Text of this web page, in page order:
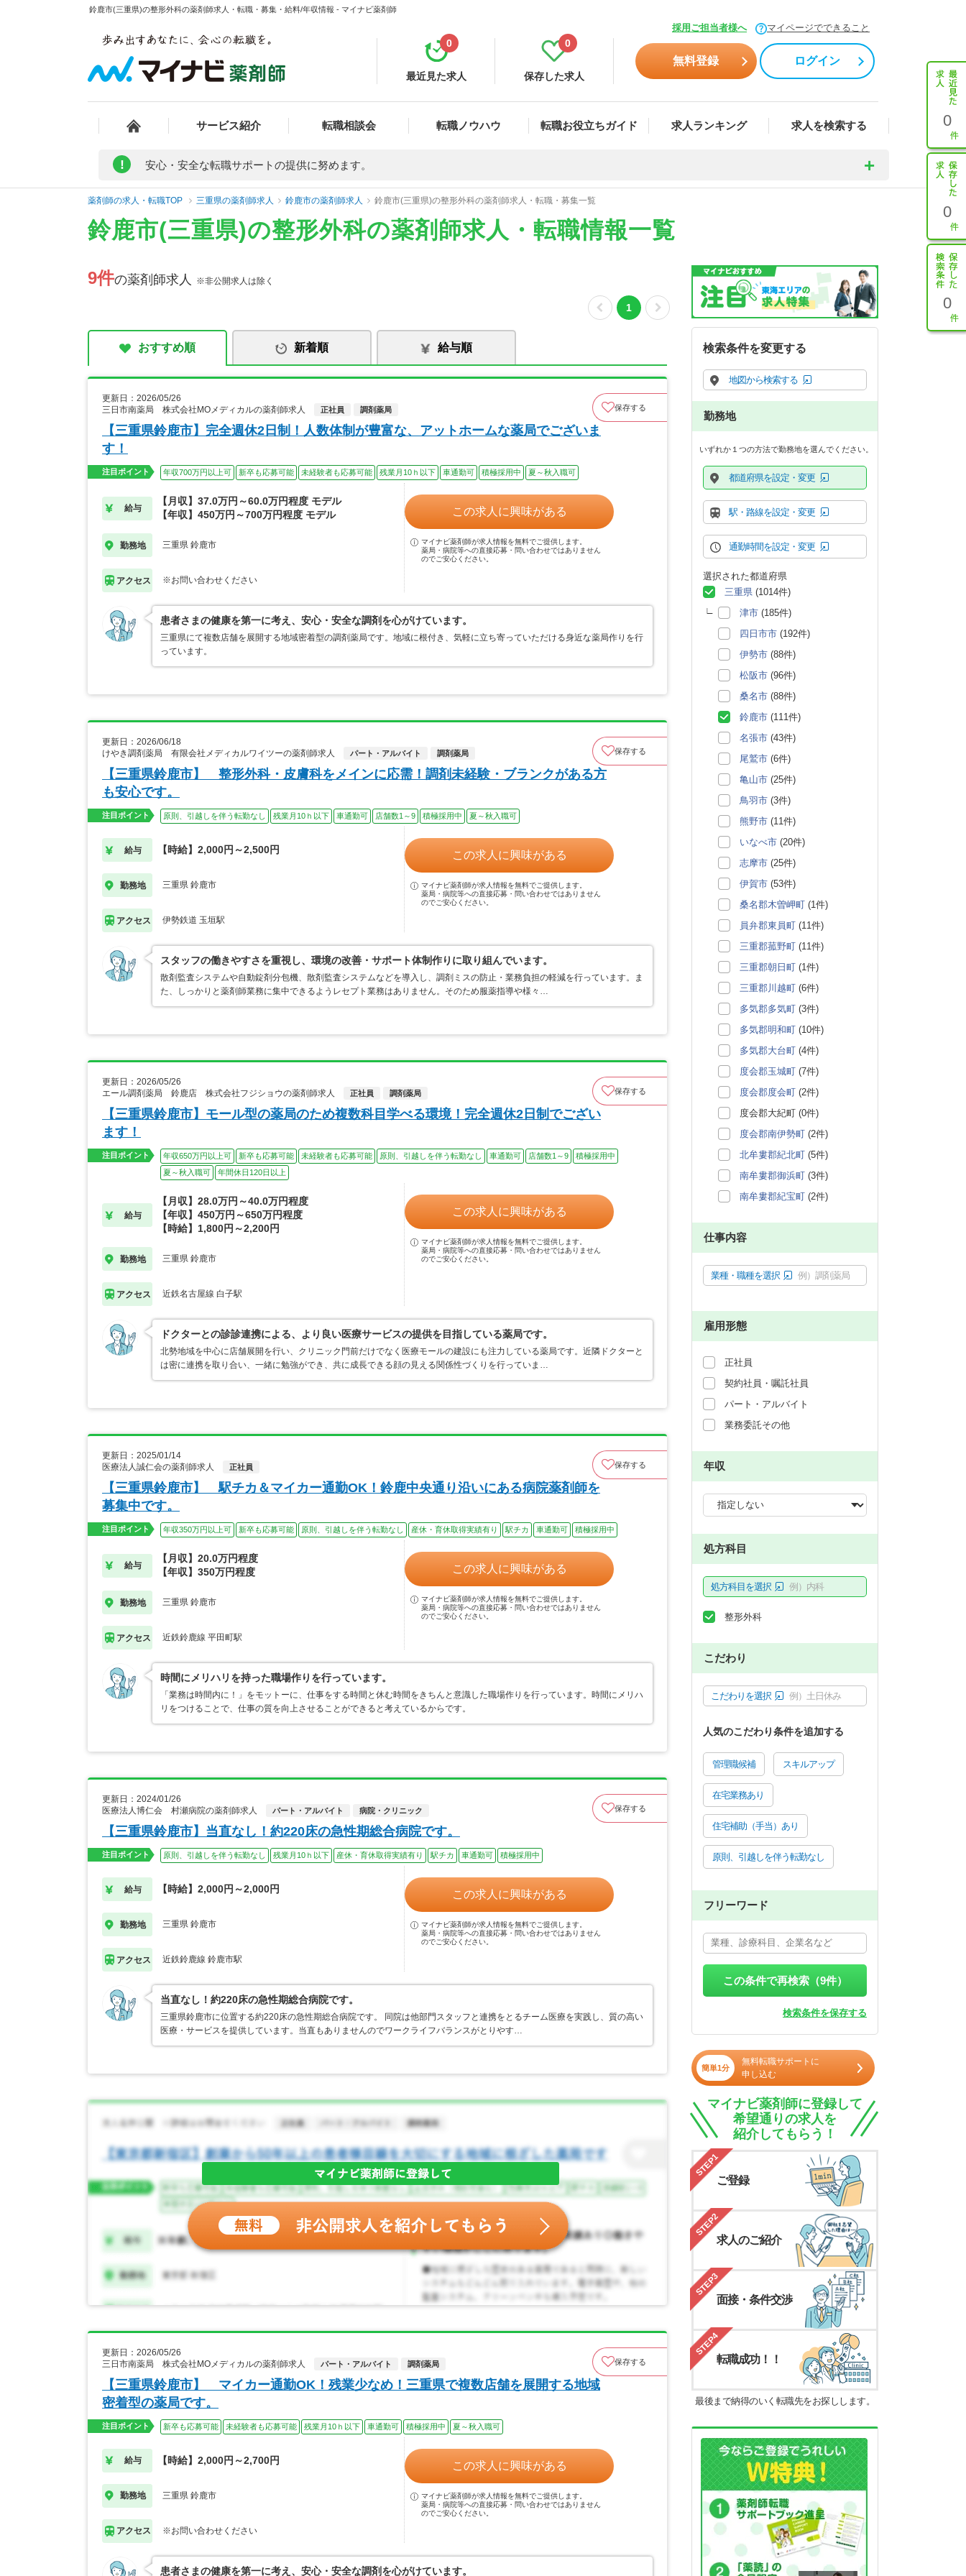
鈴鹿市(三重県)の整形外科の薬剤師求人・転職・募集・給料/年収情報 - マイナビ薬剤師
採用ご担当者様へ マイページでできること
最近見た求人
0
保存した求人
0
無料登録 ログイン
サービス紹介 転職相談会 転職ノウハウ 転職お役立ちガイド 求人ランキング 求人を検索する 0
0
0
! 安心・安全な転職サポートの提供に努めます。
薬剤師の求人・転職TOP 三重県の薬剤師求人 鈴鹿市の薬剤師求人 鈴鹿市(三重県)の整形外科の薬剤師求人・転職・募集一覧
鈴鹿市(三重県)の整形外科の薬剤師求人・転職情報一覧
9件の薬剤師求人 ※非公開求人は除く
1
おすすめ順 新着順 給与順
更新日：2026/05/26
三日市南薬局 株式会社MOメディカルの薬剤師求人
正社員 調剤薬局 保存する
【三重県鈴鹿市】完全週休2日制！人数体制が豊富な、アットホームな薬局でございま
す！
注目ポイント 年収700万円以上可 新卒も応募可能 未経験者も応募可能 残業月10ｈ以下 車通勤可 積極採用中 夏～秋入職可
給与
【月収】37.0万円～60.0万円程度 モデル
【年収】450万円～700万円程度 モデル
勤務地 三重県 鈴鹿市
アクセス ※お問い合わせください
この求人に興味がある
マイナビ薬剤師が求人情報を無料でご提供します。
薬局・病院等への直接応募・問い合わせではありません
のでご安心ください。
患者さまの健康を第一に考え、安心・安全な調剤を心がけています。
三重県にて複数店舗を展開する地域密着型の調剤薬局です。地域に根付き、気軽に立ち寄っていただける身近な薬局作りを行
っています。
更新日：2026/06/18
けやき調剤薬局 有限会社メディカルワイツーの薬剤師求人
パート・アルバイト 調剤薬局 保存する
【三重県鈴鹿市】 整形外科・皮膚科をメインに応需！調剤未経験・ブランクがある方
も安心です。
注目ポイント 原則、引越しを伴う転勤なし 残業月10ｈ以下 車通勤可 店舗数1～9 積極採用中 夏～秋入職可
給与 【時給】2,000円～2,500円
勤務地 三重県 鈴鹿市
アクセス 伊勢鉄道 玉垣駅
この求人に興味がある
マイナビ薬剤師が求人情報を無料でご提供します。
薬局・病院等への直接応募・問い合わせではありません
のでご安心ください。
スタッフの働きやすさを重視し、環境の改善・サポート体制作りに取り組んでいます。
散剤監査システムや自動錠剤分包機、散剤監査システムなどを導入し、調剤ミスの防止・業務負担の軽減を行っています。ま
た、しっかりと薬剤師業務に集中できるようレセプト業務はありません。そのため服薬指導や様々…
更新日：2026/05/26
エール調剤薬局 鈴鹿店 株式会社フジショウの薬剤師求人
正社員 調剤薬局 保存する
【三重県鈴鹿市】モール型の薬局のため複数科目学べる環境！完全週休2日制でござい
ます！
注目ポイント 年収650万円以上可 新卒も応募可能 未経験者も応募可能 原則、引越しを伴う転勤なし 車通勤可 店舗数1～9
積極採用中
夏～秋入職可
年間休日120日以上
給与
【月収】28.0万円～40.0万円程度
【年収】450万円～650万円程度
【時給】1,800円～2,200円
勤務地 三重県 鈴鹿市
アクセス 近鉄名古屋線 白子駅
この求人に興味がある
マイナビ薬剤師が求人情報を無料でご提供します。
薬局・病院等への直接応募・問い合わせではありません
のでご安心ください。
ドクターとの診診連携による、より良い医療サービスの提供を目指している薬局です。
北勢地域を中心に店舗展開を行い、クリニック門前だけでなく医療モールの建設にも注力している薬局です。近隣ドクターと
は密に連携を取り合い、一緒に勉強ができ、共に成長できる顔の見える関係性づくりを行っていま…
更新日：2025/01/14
医療法人誠仁会の薬剤師求人
正社員 保存する
【三重県鈴鹿市】 駅チカ＆マイカー通勤OK！鈴鹿中央通り沿いにある病院薬剤師を
募集中です。
注目ポイント 年収350万円以上可 新卒も応募可能 原則、引越しを伴う転勤なし 産休・育休取得実績有り 駅チカ 車通勤可 積極採用中
給与
【月収】20.0万円程度
【年収】350万円程度
勤務地 三重県 鈴鹿市
アクセス 近鉄鈴鹿線 平田町駅
この求人に興味がある
マイナビ薬剤師が求人情報を無料でご提供します。
薬局・病院等への直接応募・問い合わせではありません
のでご安心ください。
時間にメリハリを持った職場作りを行っています。
「業務は時間内に！」をモットーに、仕事をする時間と休む時間をきちんと意識した職場作りを行っています。時間にメリハ
リをつけることで、仕事の質を向上させることができると考えているからです。
更新日：2024/01/26
医療法人博仁会 村瀬病院の薬剤師求人
パート・アルバイト 病院・クリニック 保存する
【三重県鈴鹿市】当直なし！約220床の急性期総合病院です。
注目ポイント 原則、引越しを伴う転勤なし 残業月10ｈ以下 産休・育休取得実績有り 駅チカ 車通勤可 積極採用中
給与 【時給】2,000円～2,000円
勤務地 三重県 鈴鹿市
アクセス 近鉄鈴鹿線 鈴鹿市駅
この求人に興味がある
マイナビ薬剤師が求人情報を無料でご提供します。
薬局・病院等への直接応募・問い合わせではありません
のでご安心ください。
当直なし！約220床の急性期総合病院です。
三重県鈴鹿市に位置する約220床の急性期総合病院です。 同院は他部門スタッフと連携をとるチーム医療を実践し、質の高い
医療・サービスを提供しています。当直もありませんのでワークライフバランスがとりやす…
更新日：2026/05/26
三日市南薬局 株式会社MOメディカルの薬剤師求人
パート・アルバイト 調剤薬局 保存する
【三重県鈴鹿市】 マイカー通勤OK！残業少なめ！三重県で複数店舗を展開する地域
密着型の薬局です。
注目ポイント 新卒も応募可能 未経験者も応募可能 残業月10ｈ以下 車通勤可 積極採用中 夏～秋入職可
給与 【時給】2,000円～2,700円
勤務地 三重県 鈴鹿市
アクセス ※お問い合わせください
この求人に興味がある
マイナビ薬剤師が求人情報を無料でご提供します。
薬局・病院等への直接応募・問い合わせではありません
のでご安心ください。
患者さまの健康を第一に考え、安心・安全な調剤を心がけています。
検索条件を変更する
地図から検索する
勤務地
いずれか１つの方法で勤務地を選んでください。
都道府県を設定・変更
駅・路線を設定・変更
通勤時間を設定・変更
選択された都道府県
三重県 (1014件)
津市 (185件)
四日市市 (192件)
伊勢市 (88件)
松阪市 (96件)
桑名市 (88件)
鈴鹿市 (111件)
名張市 (43件)
尾鷲市 (6件)
亀山市 (25件)
鳥羽市 (3件)
熊野市 (11件)
いなべ市 (20件)
志摩市 (25件)
伊賀市 (53件)
桑名郡木曽岬町 (1件)
員弁郡東員町 (11件)
三重郡菰野町 (11件)
三重郡朝日町 (1件)
三重郡川越町 (6件)
多気郡多気町 (3件)
多気郡明和町 (10件)
多気郡大台町 (4件)
度会郡玉城町 (7件)
度会郡度会町 (2件)
度会郡大紀町 (0件)
度会郡南伊勢町 (2件)
北牟婁郡紀北町 (5件)
南牟婁郡御浜町 (3件)
南牟婁郡紀宝町 (2件)
仕事内容
業種・職種を選択 例）調剤薬局
雇用形態
正社員
契約社員・嘱託社員
パート・アルバイト
業務委託その他
年収
処方科目
処方科目を選択 例）内科
整形外科
こだわり
こだわりを選択 例）土日休み
人気のこだわり条件を追加する
管理職候補 スキルアップ
在宅業務あり
住宅補助（手当）あり
原則、引越しを伴う転勤なし
フリーワード
この条件で再検索（9件）
検索条件を保存する
簡単1分
無料転職サポートに
申し込む
マイナビ薬剤師に登録して
希望通りの求人を
紹介してもらう！
STEP1
ご登録
STEP2
求人のご紹介
STEP3
面接・条件交渉
STEP4
転職成功！！
最後まで納得のいく転職先をお探しします。